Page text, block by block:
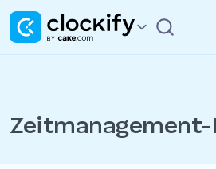
Zeitmanagement-